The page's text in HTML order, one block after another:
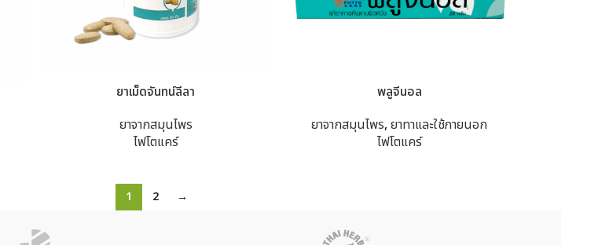
ยาเม็ดจันทน์ลีลา
ยาจากสมุนไพร
ไฟโตแคร์
พลูจีนอล
ยาจากสมุนไพร,ยาทาและใช้ภายนอก
ไฟโตแคร์
1 2 →